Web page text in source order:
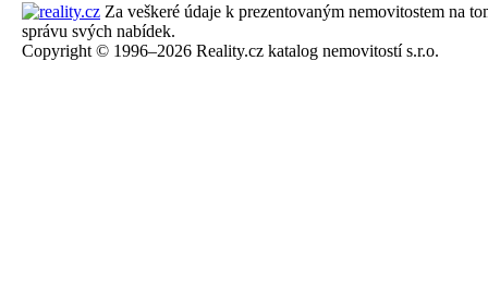
Za veškeré údaje k prezentovaným nemovitostem na
správu svých nabídek.
Copyright © 1996–2026 Reality.cz katalog nemovitostí s.r.o.